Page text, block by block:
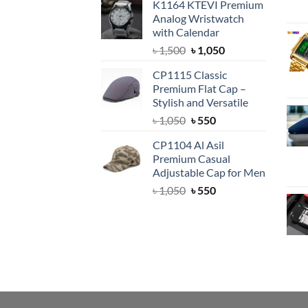
was:
৳ 1,500.
is:
৳ 1,050.
K1164 KTEVI Premium
Analog Wristwatch
with Calendar
৳1,500 Original
was:
৳ 1,500.
৳1,050Current
is:
৳ 1,050.
CP1115 Classic
Premium Flat Cap –
Stylish and Versatile
৳1,050 Original
was:
৳ 1,050.
৳550Current
is:
৳ 550.
CP1104 Al Asil
Premium Casual
Adjustable Cap for Men
৳1,050 Original
৳550Current